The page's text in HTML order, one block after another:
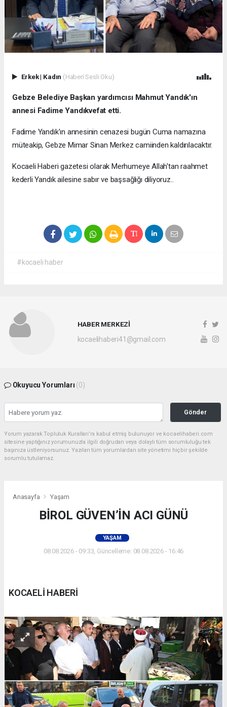
Erkek| Kadın (Haberi Sesli Oku)
Gebze Belediye Başkan yardımcısı Mahmut Yandık'ın
annesi Fadime Yandıkvefat etti.
Fadime Yandık'ın annesinin cenazesi bugün Cuma namazına
müteakip, Gebze Mimar Sinan Merkez camiinden kaldırılacaktır.
Kocaeli Haberi gazetesi olarak Merhumeye Allah'tan raahmet
kederli Yandık ailesine sabır ve başsağlığı diliyoruz..
#kocaeli haber
HABER MERKEZİ
kocaelihaberi41@gmail.com
Okuyucu Yorumları (0)
Gönder
Yorum yazarak Topluluk Kuralları’nı kabul etmiş bulunuyor ve kocaelihaberi.com
sitesine yaptığınız yorumunuzla ilgili doğrudan veya dolaylı tüm sorumluluğu tek
başınıza üstleniyorsunuz. Yazılan tüm yorumlardan site yönetimi hiçbir şekilde
sorumlu tutulamaz.
Anasayfa Yaşam
BİROL GÜVEN’İN ACI GÜNÜ
YAŞAM
08.08.2026 - 09:33, Güncelleme: 08.08.2026 - 16:46
KOCAELİ HABERİ